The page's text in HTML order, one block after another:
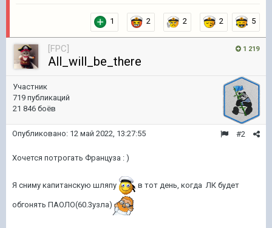
1 2 2 2 5
1 219
[FPC]
All_will_be_there
Участник
719 публикаций
21 846 боёв
#2
Опубликовано: 12 май 2022, 13:27:55
Хочется потрогать Француза : )
Я сниму капитанскую шляпу в тот день, когда ЛК будет
обгонять ПАОЛО(60.3узла)